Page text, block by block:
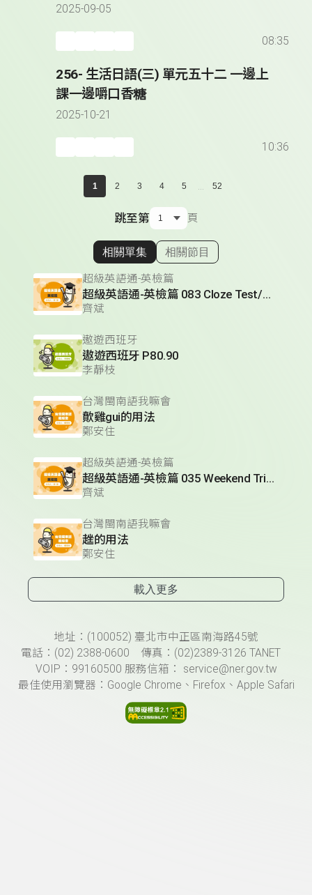
2025-09-05
08:35
256- 生活日語(三) 單元五十二 一邊上
課一邊嚼口香糖
2025-10-21
10:36
1 2 3 4 5 ... 52
跳至第 頁
顯示相關單集
相關單集 相關節目
超級英語通-英檢篇
超級英語通-英檢篇 083 Cloze Test/段落填空-13
齊斌
遨遊西班牙
遨遊西班牙 P80.90
李靜枝
台灣閩南語我嘛會
歕雞gui的用法
鄭安住
超級英語通-英檢篇
超級英語通-英檢篇 035 Weekend Trip- 週末旅遊
齊斌
台灣閩南語我嘛會
趖的用法
鄭安住
載入更多
頁尾資訊地址：(100052) 臺北市中正區南海路45號
電話：(02) 2388-0600 傳真：(02)2389-3126 TANET
VOIP：99160500 服務信箱： service@ner.gov.tw
最佳使用瀏覽器：Google Chrome、Firefox、Apple Safari